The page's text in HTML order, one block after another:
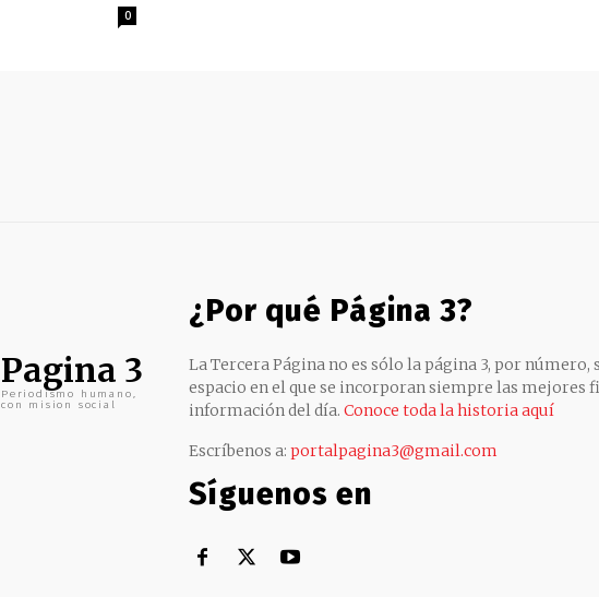
0
Pagina 3
Periodismo humano,
con mision social
¿Por qué Página 3?
La Tercera Página no es sólo la página 3, por número,
espacio en el que se incorporan siempre las mejores
información del día. Conoce toda la historia aquí
Escríbenos a: portalpagina3@gmail.com
Síguenos en